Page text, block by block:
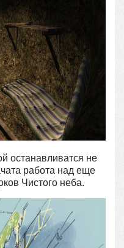
останавливатся не
работа над еще
Чистого неба.